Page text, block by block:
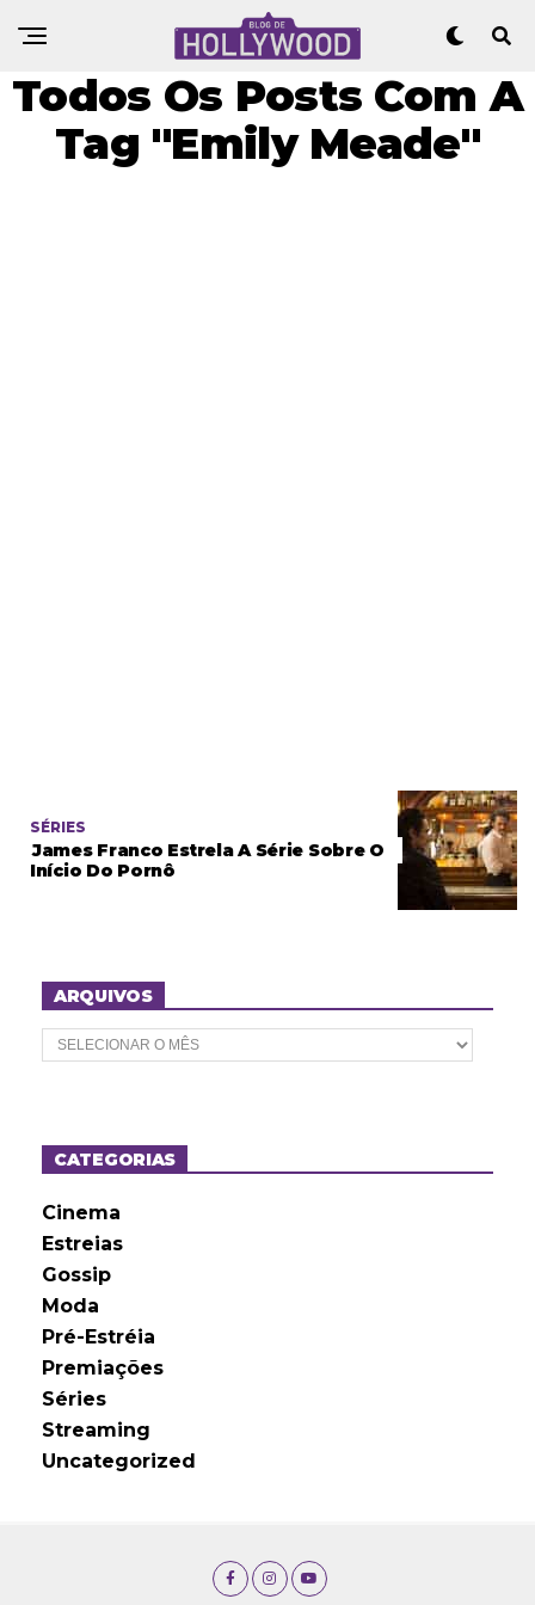
Todos Os Posts Com A
Tag "Emily Meade"
SÉRIES
James Franco Estrela A Série Sobre O
Início Do Pornô
ARQUIVOS
A
r
o
sCATEGORIAS
Cinema
Estreias
Gossip
Moda
Pré-Estréia
Premiações
Séries
Streaming
Uncategorized